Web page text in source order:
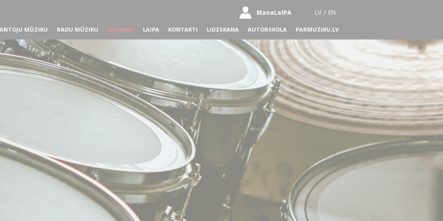
ManaLaIPA LV / EN
MŪZIKU RADU MŪZIKU JAUNUMI LAIPA KONTAKTI LIDZSKANA AUTORSKOLA PARMUZIKU.LV